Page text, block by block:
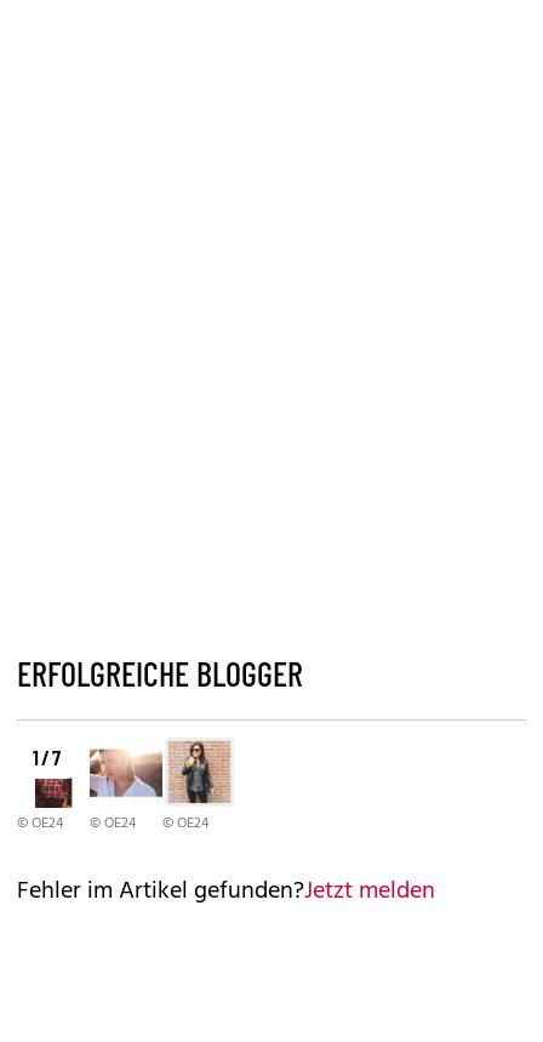
ERFOLGREICHE BLOGGER
1 / 7
© OE24 © OE24 © OE24
Fehler im Artikel gefunden?Jetzt melden